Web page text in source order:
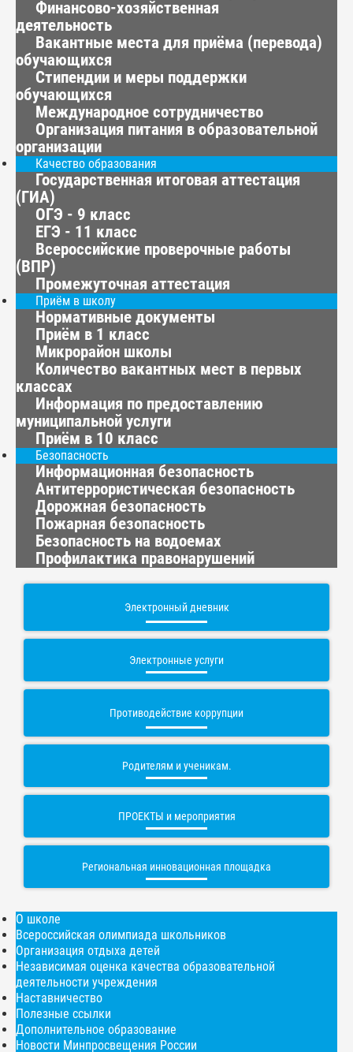
Финансово-хозяйственная
деятельность
Вакантные места для приёма (перевода)
обучающихся
Стипендии и меры поддержки
обучающихся
Международное сотрудничество
Организация питания в образовательной
организации
Качество образования
Государственная итоговая аттестация
(ГИА)
ОГЭ - 9 класс
ЕГЭ - 11 класс
Всероссийские проверочные работы
(ВПР)
Промежуточная аттестация
Приём в школу
Нормативные документы
Приём в 1 класс
Микрорайон школы
Количество вакантных мест в первых
классах
Информация по предоставлению
муниципальной услуги
Приём в 10 класс
Безопасность
Информационная безопасность
Антитеррористическая безопасность
Дорожная безопасность
Пожарная безопасность
Безопасность на водоемах
Профилактика правонарушений
Электронный дневник
Электронные услуги
Противодействие коррупции
Родителям и ученикам.
ПРОЕКТЫ и мероприятия
Региональная инновационная площадка
О школе
Всероссийская олимпиада школьников
Организация отдыха детей
Независимая оценка качества образовательной
деятельности учреждения
Наставничество
Полезные ссылки
Дополнительное образование
Новости Минпросвещения России